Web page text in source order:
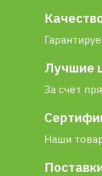
Лучшие
За счёт
Наши